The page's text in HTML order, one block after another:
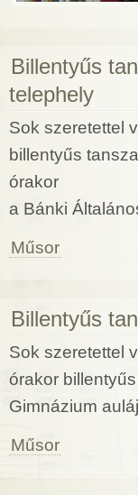
Billentyűs
telephely
Sok szeretettel
billentyűs
órakor
a Bánki
Műsor
Billentyűs
Sok szeretettel
órakor
Gimnázium
Műsor